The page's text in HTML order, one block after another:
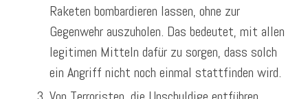
Raketen bombardieren lassen, ohne zur
Gegenwehr auszuholen. Das bedeutet, mit allen
legitimen Mitteln dafür zu sorgen, dass solch
ein Angriff nicht noch einmal stattfinden wird.